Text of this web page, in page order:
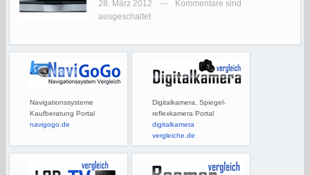
28. März 2012 —
Kommentare sind
ausgeschaltet
Navigationssysteme
Kaufberatung Portal
navigogo.de
Digitalkamera, Spiegel-
reflexkamera Portal
digitalkamera
vergleiche.de